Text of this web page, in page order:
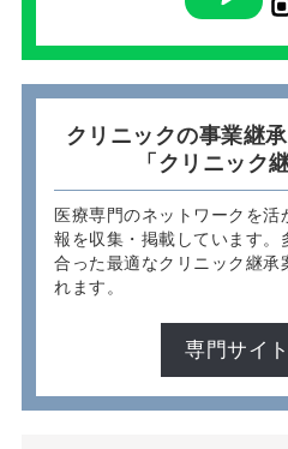
クリニックの事業継
「クリニック
医療専門のネットワークを
報を収集・掲載しています。
合った最適なクリニック継承
れます。
専門サイ